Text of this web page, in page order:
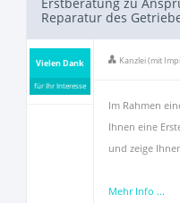
Reparatur des
Vielen Dank
für Ihr Interesse
Kanzlei (mit
Im Rahmen
Ihnen eine
und zeige
Mehr Info ...